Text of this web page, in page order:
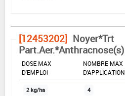
[12453202] Noyer*Trt
Part.Aer.*Anthracnose(s)
DOSE MAX
D'EMPLOI
NOMBRE MAX
D'APPLICATION
2 kg/ha 4